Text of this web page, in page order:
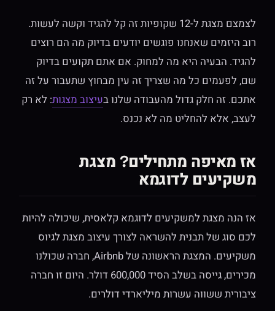
לצמצם מצגת ל-12 שקופיות זה קל להגיד וקשה לעשות.
רוב היזמים שאנחנו פוגשים יודעים בדיוק מה הם רוצים
להגיד. הבעיה היא מה למחוק. אם אתם תקועים בדיוק
שם, לפעמים כל מה שצריך זה עין מבחוץ שתעבור על זה
אתכם. זה חלק גדול מהעבודה שלנו בעיצוב מצגות: לא רק
לעצב, אלא להחליט מה לא נכנס.
אז מאיפה מתחילים? מצגת
משקיעים לדוגמא
אז הנה מצגת למשקיעים לדוגמא קלאסית, שיכולה להיות
לכם סוג של תבנית להשראה לצורך עיצוב מצגת לגיוס
משקיעים. המצגת הראשונה של Airbnb, חברה שכולנו
מכירים, גייסה בשלב הסיד 600,000 דולר. היום זו חברה
ציבורית ששווה עשרות מיליארדי דולרים.